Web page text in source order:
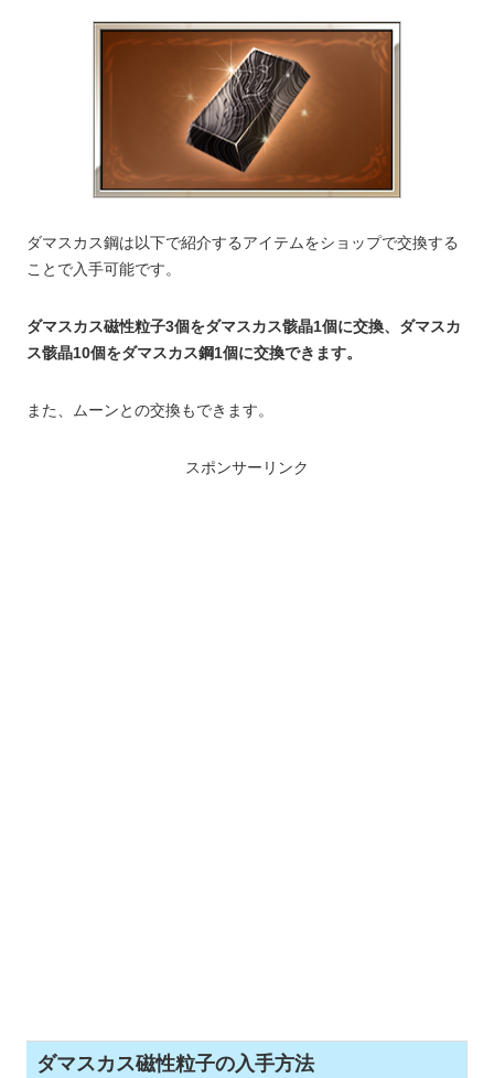
ダマスカス鋼は以下で紹介するアイテムをショップで交換する
ことで入手可能です。
ダマスカス磁性粒子3個をダマスカス骸晶1個に交換、ダマスカ
ス骸晶10個をダマスカス鋼1個に交換できます。
また、ムーンとの交換もできます。
スポンサーリンク
ダマスカス磁性粒子の入手方法